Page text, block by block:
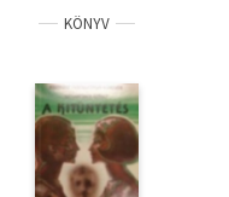
KÖNYV